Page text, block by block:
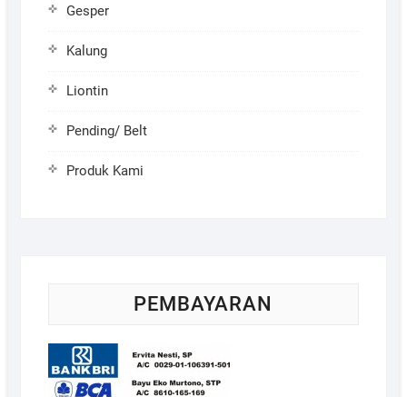
Gesper
Kalung
Liontin
Pending/ Belt
Produk Kami
PEMBAYARAN